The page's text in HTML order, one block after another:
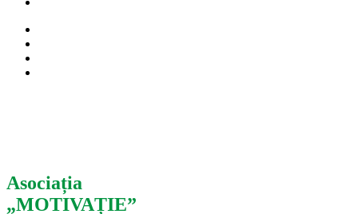
Asociația
„MOTIVAȚIE”